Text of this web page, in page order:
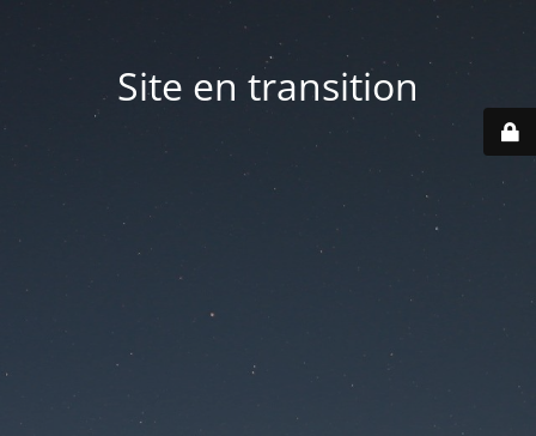
Site en transition